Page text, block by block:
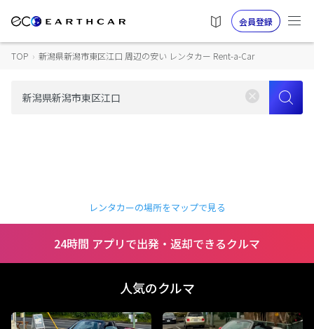
会員登録
TOP › 新潟県新潟市東区江口 周辺の安い レンタカー Rent-a-Car
レンタカーの場所をマップで見る
24時間 アプリで出発・返却できるクルマ
人気のクルマ